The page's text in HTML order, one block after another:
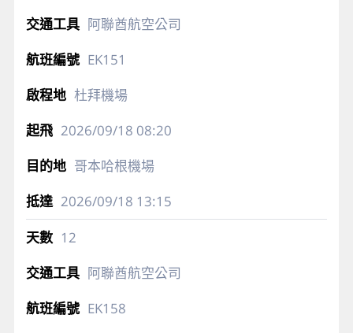
阿聯酋航空公司
EK151
杜拜機場
2026/09/18 08:20
哥本哈根機場
2026/09/18 13:15
12
阿聯酋航空公司
EK158